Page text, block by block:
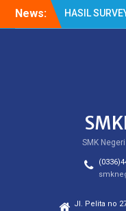
News:
HASIL
PELANGGAN
Cek
SMK
Jl. Pelita no